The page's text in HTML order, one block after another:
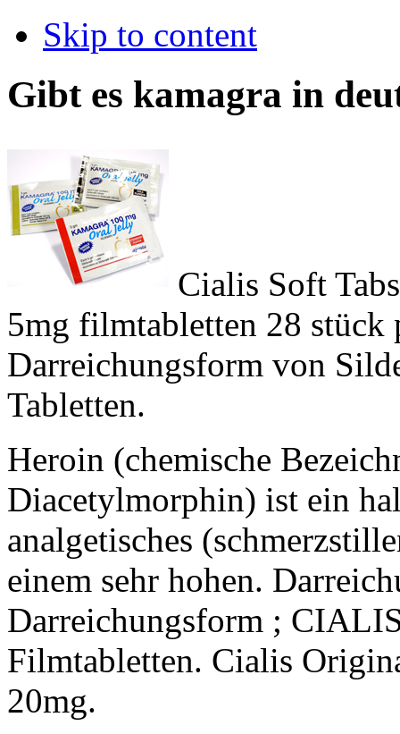
Skip to content
Gibt es kamagra in
Cialis Soft
5mg filmtabletten 28 stück
Darreichungsform von
Tabletten.
Heroin (chemische
Diacetylmorphin) ist ein
analgetisches
einem sehr hohen.
Darreichungsform ;
Filmtabletten. Cialis
20mg.